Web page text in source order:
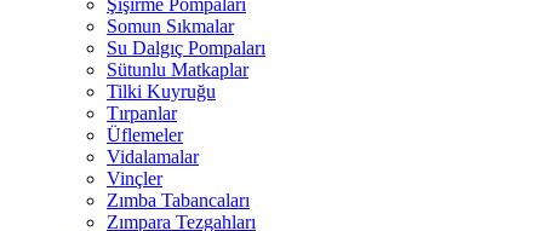
Şişirme Pompaları
Somun Sıkmalar
Su Dalgıç Pompaları
Sütunlu Matkaplar
Tilki Kuyruğu
Tırpanlar
Üflemeler
Vidalamalar
Vinçler
Zımba Tabancaları
Zımpara Tezgahları